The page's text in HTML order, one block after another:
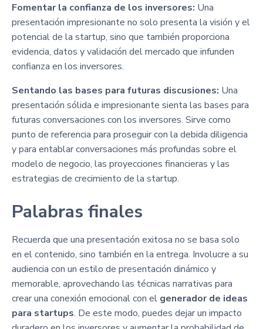
Fomentar la confianza de los inversores: Una
presentación impresionante no solo presenta la visión y el
potencial de la startup, sino que también proporciona
evidencia, datos y validación del mercado que infunden
confianza en los inversores.
Sentando las bases para futuras discusiones: Una
presentación sólida e impresionante sienta las bases para
futuras conversaciones con los inversores. Sirve como
punto de referencia para proseguir con la debida diligencia
y para entablar conversaciones más profundas sobre el
modelo de negocio, las proyecciones financieras y las
estrategias de crecimiento de la startup.
Palabras finales
Recuerda que una presentación exitosa no se basa solo
en el contenido, sino también en la entrega. Involucre a su
audiencia con un estilo de presentación dinámico y
memorable, aprovechando las técnicas narrativas para
crear una conexión emocional con el generador de ideas
para startups. De este modo, puedes dejar un impacto